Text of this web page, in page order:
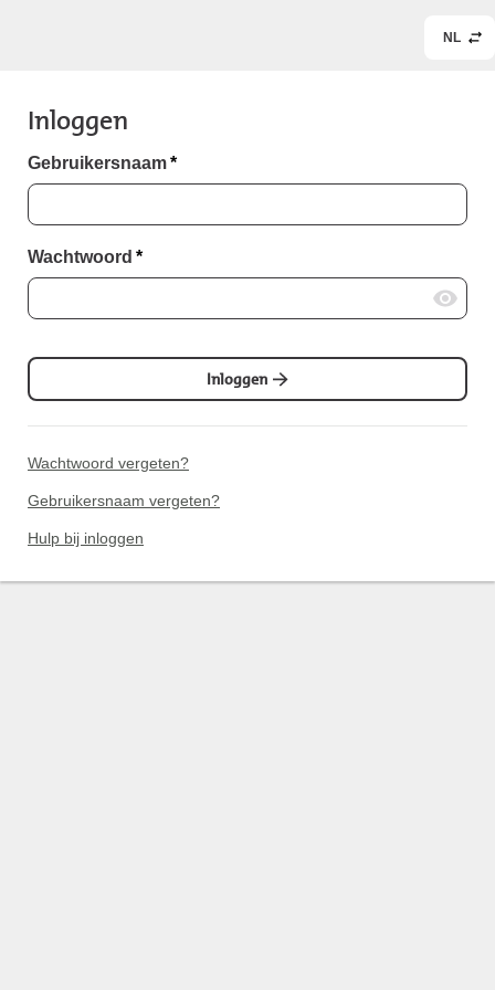
NL
Inloggen
Gebruikersnaam*
Wachtwoord *
Inloggen
Wachtwoord vergeten?
Gebruikersnaam vergeten?
Hulp bij inloggen